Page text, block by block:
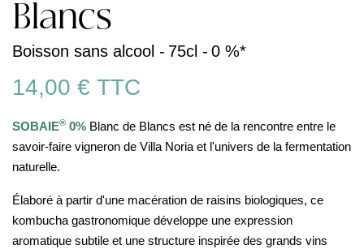
Blancs
Boisson sans alcool - 75cl - 0 %*
14,00 € TTC
SOBAIE® 0% Blanc de Blancs est né de la rencontre entre le
savoir-faire vigneron de Villa Noria et l'univers de la fermentation
naturelle.
Élaboré à partir d'une macération de raisins biologiques, ce
kombucha gastronomique développe une expression
aromatique subtile et une structure inspirée des grands vins